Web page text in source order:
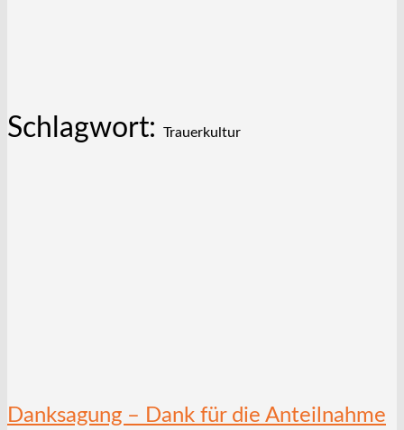
Schlagwort: Trauerkultur
Danksagung – Dank für die Anteilnahme